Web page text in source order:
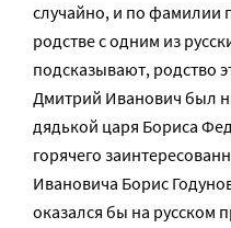
случайно, и по фамилии
родстве с одним из
подсказывают, родство
Дмитрий Иванович был
дядькой царя Бориса
горячего
Ивановича Борис
оказался бы на русском